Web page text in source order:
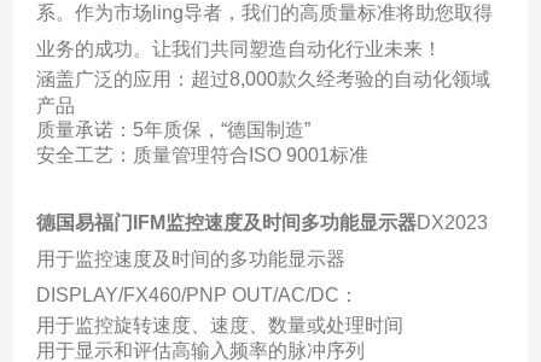
系。作为市场ling导者，我们的高质量标准将助您取得
业务的成功。让我们共同塑造自动化行业未来！
涵盖广泛的应用：超过8,000款久经考验的自动化领域
产品
质量承诺：5年质保，“德国制造”
安全工艺：质量管理符合ISO 9001标准
德国易福门IFM监控速度及时间多功能显示器DX2023
用于监控速度及时间的多功能显示器
DISPLAY/FX460/PNP OUT/AC/DC：
用于监控旋转速度、速度、数量或处理时间
用于显示和评估高输入频率的脉冲序列